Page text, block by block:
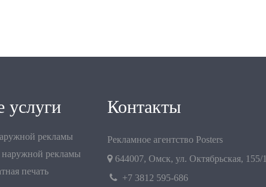
услуги
рекламы
наружной рекламы
печать
Контакты
Рекламное агентство Posters
644007, Омск, ул. Октябрьская, 155/1
+7 3812 595-686